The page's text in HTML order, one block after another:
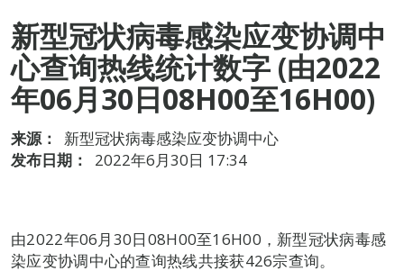
新型冠状病毒感染应变协调中
心查询热线统计数字 (由2022
年06月30日08H00至16H00)
来源：
新型冠状病毒感染应变协调中心
发布日期：
2022年6月30日 17:34
由2022年06月30日08H00至16H00，新型冠状病毒感
染应变协调中心的查询热线共接获426宗查询。